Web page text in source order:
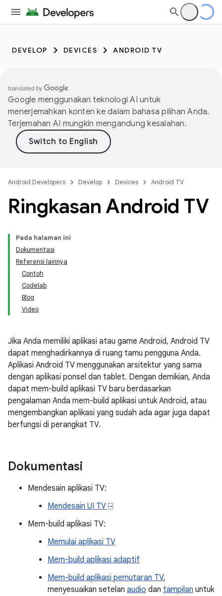
DEVELOP DEVICES ANDROID TV
Google menggunakan teknologi AI untuk
menerjemahkan konten ke dalam bahasa pilihan Anda.
Terjemahan AI mungkin mengandung kesalahan.
Android Developers Develop Devices Android TV
Ringkasan Android TV
Pada halaman ini
Dokumentasi
Referensi lainnya
Contoh
Codelab
Blog
Video
Jika Anda memiliki aplikasi atau game Android, Android TV
dapat menghadirkannya di ruang tamu pengguna Anda.
Aplikasi Android TV menggunakan arsitektur yang sama
dengan aplikasi ponsel dan tablet. Dengan demikian, Anda
dapat mem-build aplikasi TV baru berdasarkan
pengalaman Anda mem-build aplikasi untuk Android, atau
mengembangkan aplikasi yang sudah ada agar juga dapat
berfungsi di perangkat TV.
Dokumentasi
Mendesain aplikasi TV:
Mendesain UI TV ⍈
Mem-build aplikasi TV:
Memulai aplikasi TV
Mem-build aplikasi adaptif
Mem-build aplikasi pemutaran TV,
menyesuaikan setelan audio dan tampilan untuk